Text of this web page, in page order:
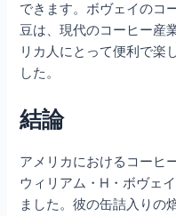
できます。ボヴェイのコ
豆は、現代のコーヒー産
リカ人にとって便利で楽
した。
結論
アメリカにおけるコーヒ
ウィリアム・H・ボヴェ
ました。彼の缶詰入りの